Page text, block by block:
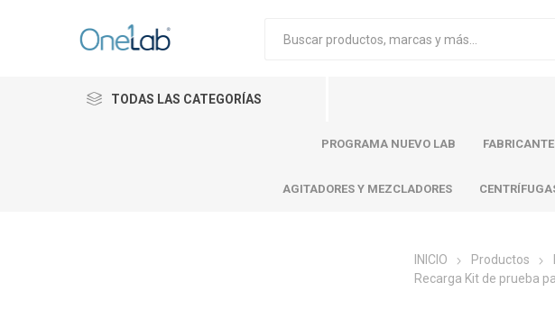
TODAS LAS CATEGORÍAS
PROGRAMA NUEVO LAB
AGITADORES Y MEZCLADORES
INICIO Productos
Recarga Kit de prueba